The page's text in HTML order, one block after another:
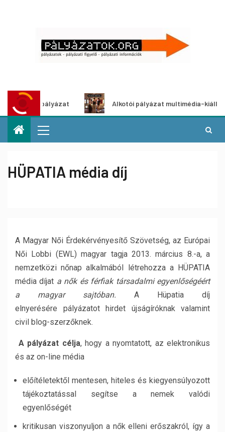
Alkotói pályázat multimédia-kiállításhoz
HÜPATIA média díj
A Magyar Női Érdekérvényesítő Szövetség, az Európai
Női Lobbi (EWL) magyar tagja 2013. március 8.-a, a
nemzetközi nőnap alkalmából létrehozza a HÜPATIA
média díjat a nők és férfiak társadalmi egyenlőségéért
a magyar sajtóban. A Hüpatia díj
elnyerésére pályázatot hirdet újságíróknak valamint
civil blog-szerzőknek.
A pályázat célja, hogy a nyomtatott, az elektronikus
és az on-line média
előítéletektől mentesen, hiteles és kiegyensúlyozott
tájékoztatással segítse a nemek valódi
egyenlőségét
kritikusan viszonyuljon a nők elleni erőszakról, így a